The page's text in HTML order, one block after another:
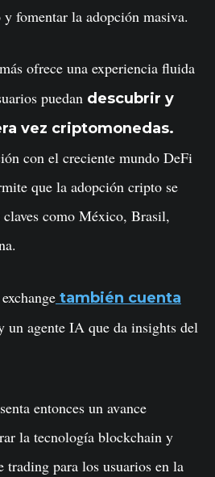
fomentar la adopción masiva.
ofrece una experiencia fluida
puedan descubrir y
vez criptomonedas.
con el creciente mundo DeFi
que la adopción cripto se
claves como México, Brasil,
también cuenta
un agente IA que da insights del
entonces un avance
la tecnología blockchain y
trading para los usuarios en la